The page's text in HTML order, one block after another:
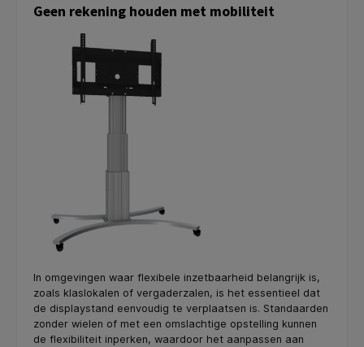
Geen rekening houden met mobiliteit
In omgevingen waar flexibele inzetbaarheid belangrijk is,
zoals klaslokalen of vergaderzalen, is het essentieel dat
de displaystand eenvoudig te verplaatsen is. Standaarden
zonder wielen of met een omslachtige opstelling kunnen
de flexibiliteit inperken, waardoor het aanpassen aan